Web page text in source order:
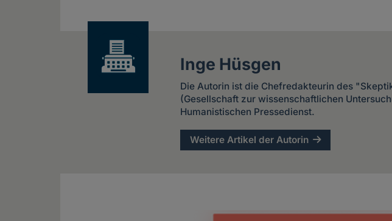
Inge Hüsgen
Die Autorin ist die Chefredakteurin des
(Gesellschaft zur wissenschaftlichen
Humanistischen Pressedienst.
Weitere Artikel der Autorin